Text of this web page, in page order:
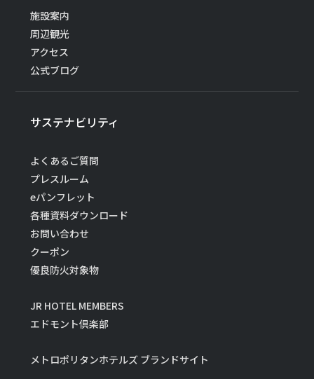
施設案内
周辺観光
アクセス
公式ブログ
サステナビリティ
よくあるご質問
プレスルーム
eパンフレット
各種資料ダウンロード
お問い合わせ
クーポン
優良防火対象物
JR HOTEL MEMBERS
エドモント倶楽部
メトロポリタンホテルズ ブランドサイト